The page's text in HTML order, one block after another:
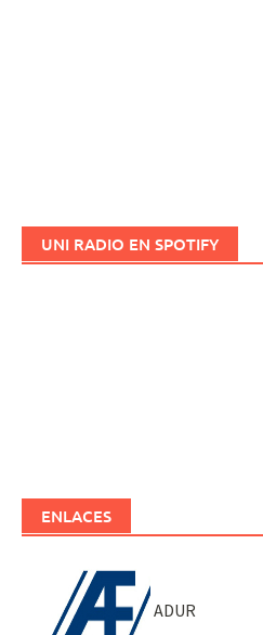
UNI RADIO EN SPOTIFY
ENLACES
ADUR